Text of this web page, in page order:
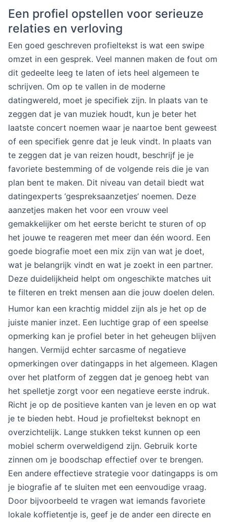
Een profiel opstellen voor serieuze
relaties en verloving
Een goed geschreven profieltekst is wat een swipe
omzet in een gesprek. Veel mannen maken de fout om
dit gedeelte leeg te laten of iets heel algemeen te
schrijven. Om op te vallen in de moderne
datingwereld, moet je specifiek zijn. In plaats van te
zeggen dat je van muziek houdt, kun je beter het
laatste concert noemen waar je naartoe bent geweest
of een specifiek genre dat je leuk vindt. In plaats van
te zeggen dat je van reizen houdt, beschrijf je je
favoriete bestemming of de volgende reis die je van
plan bent te maken. Dit niveau van detail biedt wat
datingexperts ‘gespreksaanzetjes’ noemen. Deze
aanzetjes maken het voor een vrouw veel
gemakkelijker om het eerste bericht te sturen of op
het jouwe te reageren met meer dan één woord. Een
goede biografie moet een mix zijn van wat je doet,
wat je belangrijk vindt en wat je zoekt in een partner.
Deze duidelijkheid helpt om ongeschikte matches uit
te filteren en trekt mensen aan die jouw doelen delen.
Humor kan een krachtig middel zijn als je het op de
juiste manier inzet. Een luchtige grap of een speelse
opmerking kan je profiel beter in het geheugen blijven
hangen. Vermijd echter sarcasme of negatieve
opmerkingen over datingapps in het algemeen. Klagen
over het platform of zeggen dat je genoeg hebt van
het spelletje zorgt voor een negatieve eerste indruk.
Richt je op de positieve kanten van je leven en op wat
je te bieden hebt. Houd je profieltekst beknopt en
overzichtelijk. Lange stukken tekst kunnen op een
mobiel scherm overweldigend zijn. Gebruik korte
zinnen om je boodschap effectief over te brengen.
Een andere effectieve strategie voor datingapps is om
je biografie af te sluiten met een eenvoudige vraag.
Door bijvoorbeeld te vragen wat iemands favoriete
lokale koffietentje is, geef je de ander een directe en